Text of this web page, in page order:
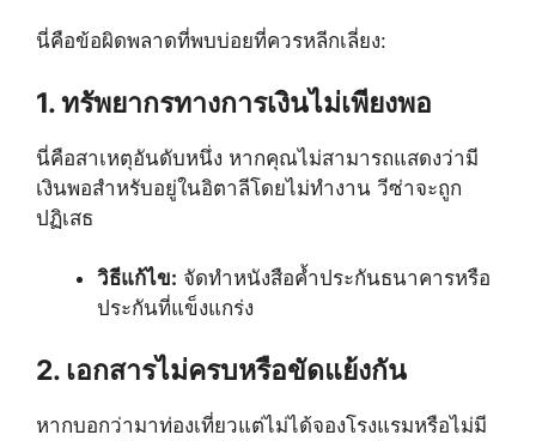
นี่คือข้อผิดพลาดที่พบบ่อยที่ควรหลีกเลี่ยง:
1. ทรัพยากรทางการเงินไม่เพียงพอ
นี่คือสาเหตุอันดับหนึ่ง หากคุณไม่สามารถแสดงว่ามี
เงินพอสำหรับอยู่ในอิตาลีโดยไม่ทำงาน วีซ่าจะถูก
ปฏิเสธ
วิธีแก้ไข: จัดทำหนังสือค้ำประกันธนาคารหรือ
ประกันที่แข็งแกร่ง
2. เอกสารไม่ครบหรือขัดแย้งกัน
หากบอกว่ามาท่องเที่ยวแต่ไม่ได้จองโรงแรมหรือไม่มี